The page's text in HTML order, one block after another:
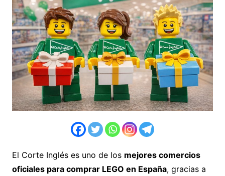
El Corte Inglés es uno de los mejores comercios
oficiales para comprar LEGO en España, gracias a